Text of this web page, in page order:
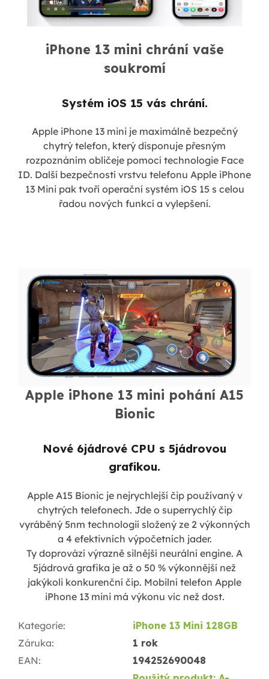
iPhone 13 mini chrání vaše
soukromí
Systém iOS 15 vás chrání.
Apple iPhone 13 mini je maximálně bezpečný
chytrý telefon, který disponuje přesným
rozpoznáním obličeje pomocí technologie Face
ID. Další bezpečností vrstvu telefonu Apple iPhone
13 Mini pak tvoří operační systém iOS 15 s celou
řadou nových funkcí a vylepšení.
Apple iPhone 13 mini pohání A15
Bionic
Nové 6jádrové CPU s 5jádrovou
grafikou.
Apple A15 Bionic je nejrychlejší čip používaný v
chytrých telefonech. Jde o superrychlý čip
vyráběný 5nm technologií složený ze 2 výkonných
a 4 efektivních výpočetních jader.
Ty doprovází výrazně silnější neurální engine. A
5jádrová grafika je až o 50 % výkonnější než
jakýkoli konkurenční čip. Mobilní telefon Apple
iPhone 13 mini má výkonu víc než dost.
Kategorie:
iPhone 13 Mini 128GB
Záruka:
1 rok
EAN: 194252690048